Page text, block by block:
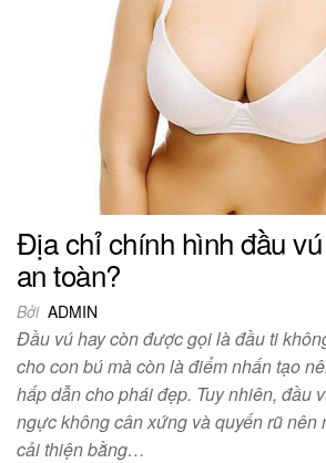
Địa chỉ chính hình đầu
an toàn?
Bởi ADMIN
Đầu vú hay còn được gọi là đầu ti
cho con bú mà còn là điểm nhấn tạo
hấp dẫn cho phái đẹp. Tuy nhiên, đầu
ngực không cân xứng và quyến rũ nên
cải thiện bằng…